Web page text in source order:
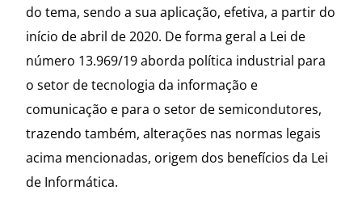
do tema, sendo a sua aplicação, efetiva, a partir do
início de abril de 2020. De forma geral a Lei de
número 13.969/19 aborda política industrial para
o setor de tecnologia da informação e
comunicação e para o setor de semicondutores,
trazendo também, alterações nas normas legais
acima mencionadas, origem dos benefícios da Lei
de Informática.